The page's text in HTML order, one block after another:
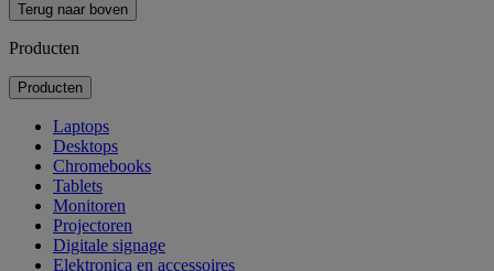
Terug naar boven
Producten
Producten
Laptops
Desktops
Chromebooks
Tablets
Monitoren
Projectoren
Digitale signage
Elektronica en accessoires